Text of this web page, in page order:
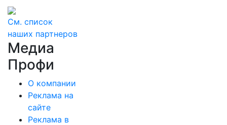
См. список
наших партнеров
Медиа
Профи
О компании
Реклама на
сайте
Реклама в